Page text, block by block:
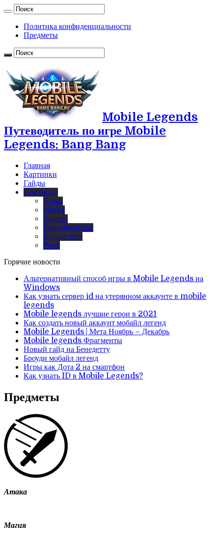
Политика конфиденциальности
Предметы
Mobile Legends
Путеводитель по игре Mobile
Legends: Bang Bang
Главная
Картинки
Гайды
Предметы
Атака
Магия
Защита
Передвижение
Игра в лесу
Роум
Горячие новости
Альтернативный способ игры в Mobile Legends на
Windows
Как узнать сервер id на утерянном аккаунте в mobile
legends
Mobile legends лучшие герои в 2021
Как создать новый аккаунт мобайл легенд
Mobile Legends | Мета Ноябрь – Декабрь
Mobile legends Фрагменты
Новый гайд на Бенедетту
Броуди мобайл легенд
Игры как Дота 2 на смартфон
Как узнать ID в Mobile Legends?
Предметы
Атака
Магия